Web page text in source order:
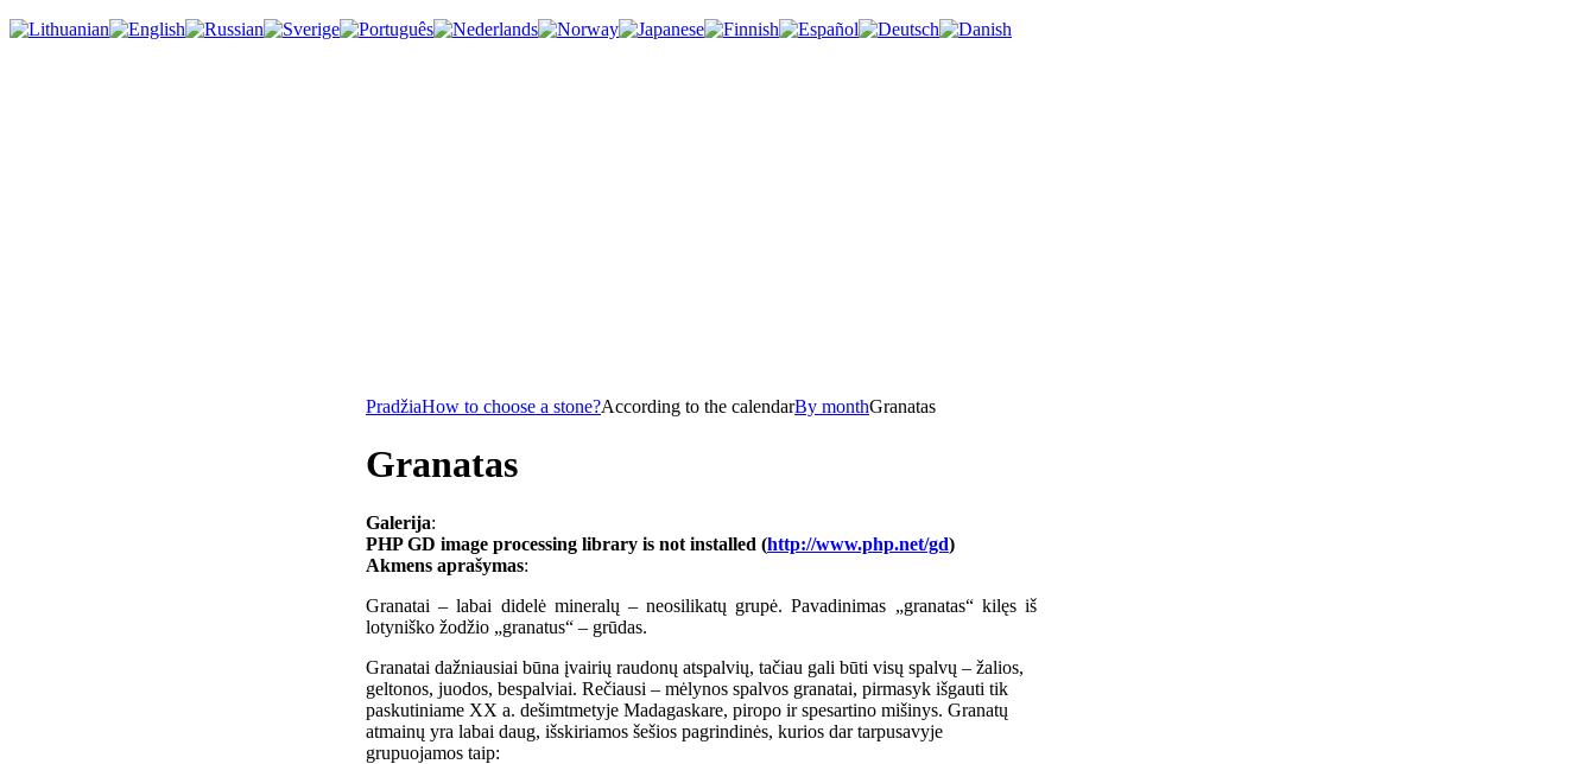
PradžiaHow to choose a stone?According to the calendarBy monthGranatas
Granatas
Galerija:
PHP GD image processing library is not installed (http://www.php.net/gd)
Akmens aprašymas:
Granatai – labai didelė mineralų – neosilikatų grupė. Pavadinimas „granatas“ kilęs iš
lotyniško žodžio „granatus“ – grūdas.
Granatai dažniausiai būna įvairių raudonų atspalvių, tačiau gali būti visų spalvų – žalios,
geltonos, juodos, bespalviai. Rečiausi – mėlynos spalvos granatai, pirmasyk išgauti tik
paskutiniame XX a. dešimtmetyje Madagaskare, piropo ir spesartino mišinys. Granatų
atmainų yra labai daug, išskiriamos šešios pagrindinės, kurios dar tarpusavyje
grupuojamos taip: